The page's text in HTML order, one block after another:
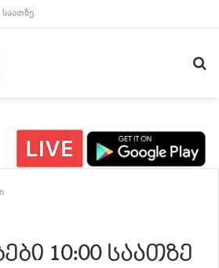
10:00 საათზე